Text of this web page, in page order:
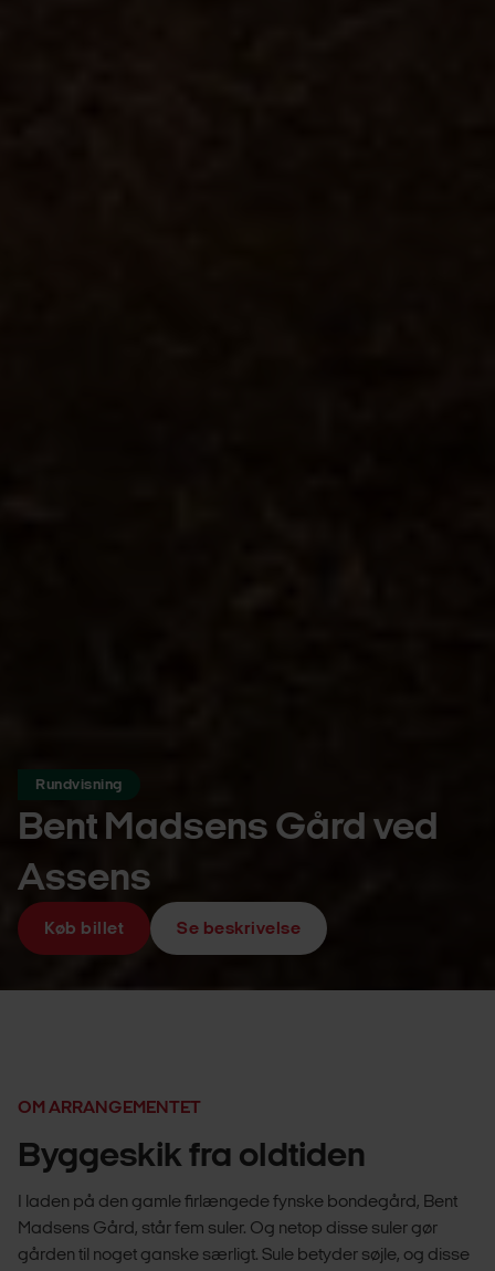
Rundvisning
Bent Madsens Gård ved
Assens
Køb billet Se beskrivelse
OM ARRANGEMENTET
Byggeskik fra oldtiden
I laden på den gamle firlængede fynske bondegård, Bent
Madsens Gård, står fem suler. Og netop disse suler gør
gården til noget ganske særligt. Sule betyder søjle, og disse